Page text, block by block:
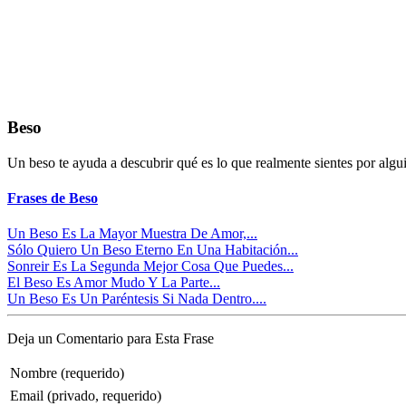
Beso
Un beso te ayuda a descubrir qué es lo que realmente sientes por
Frases de Beso
Un Beso Es La Mayor Muestra De Amor,...
Sólo Quiero Un Beso Eterno En Una Habitación...
Sonreir Es La Segunda Mejor Cosa Que Puedes...
El Beso Es Amor Mudo Y La Parte...
Un Beso Es Un Paréntesis Si Nada Dentro....
Deja un Comentario para Esta Frase
Nombre (requerido)
Email (privado, requerido)